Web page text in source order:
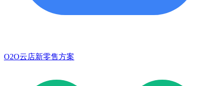
O2O云店新零售方案